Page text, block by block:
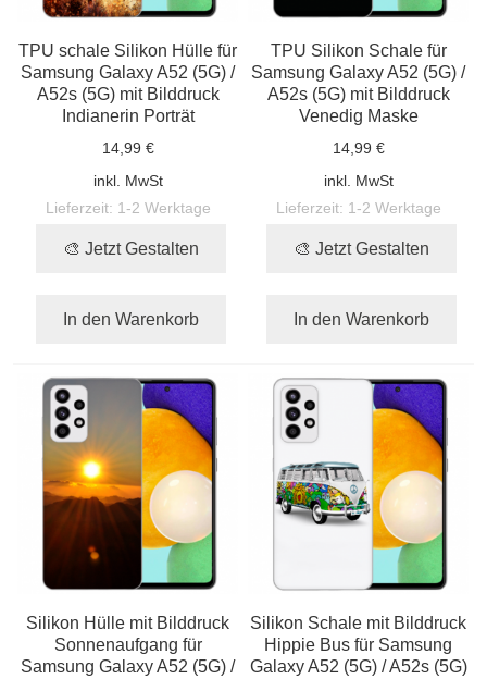
TPU schale Silikon Hülle für
Samsung Galaxy A52 (5G) /
A52s (5G) mit Bilddruck
Indianerin Porträt
14,99 €
inkl. MwSt
Lieferzeit: 1-2 Werktage
🎨 Jetzt Gestalten
In den Warenkorb
TPU Silikon Schale für
Samsung Galaxy A52 (5G) /
A52s (5G) mit Bilddruck
Venedig Maske
14,99 €
inkl. MwSt
Lieferzeit: 1-2 Werktage
🎨 Jetzt Gestalten
In den Warenkorb
Silikon Hülle mit Bilddruck
Sonnenaufgang für
Samsung Galaxy A52 (5G) /
Silikon Schale mit Bilddruck
Hippie Bus für Samsung
Galaxy A52 (5G) / A52s (5G)